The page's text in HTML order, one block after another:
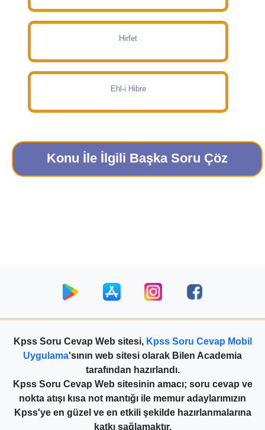
Hirfet
Ehl-i Hibre
Konu İle İlgili Başka Soru Çöz
Kpss Soru Cevap Web sitesi, Kpss Soru Cevap Mobil
Uygulama'sının web sitesi olarak Bilen Academia
tarafından hazırlandı.
Kpss Soru Cevap Web sitesinin amacı; soru cevap ve
nokta atışı kısa not mantığı ile memur adaylarımızın
Kpss'ye en güzel ve en etkili şekilde hazırlanmalarına
katkı sağlamaktır.